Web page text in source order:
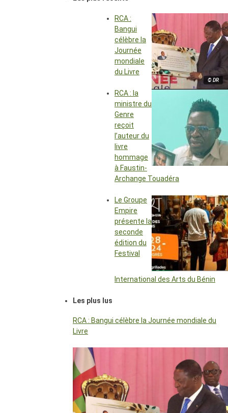
© DR
RCA :
Bangui
célèbre la
Journée
mondiale
du Livre
RCA : la
ministre du
Genre
reçoit
l’auteur du
livre
hommage
à Faustin-
Archange Touadéra
Le Groupe
Empire
présente la
seconde
édition du
Festival
International des Arts du Bénin
Les plus lus
RCA : Bangui célèbre la Journée mondiale du
Livre